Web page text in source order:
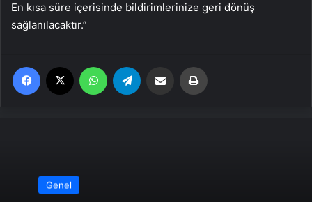
En kısa süre içerisinde bildirimlerinize geri dönüş
sağlanılacaktır.”
Facebook WhatsApp Email'den paylaş
Genel